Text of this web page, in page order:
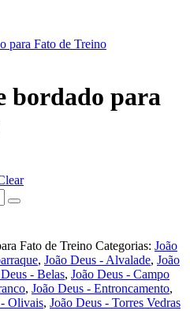
bordado para
Fato de Treino Categorias: João
, João Deus - Alvalade, João
- Belas, João Deus - Campo
, João Deus - Entroncamento,
Olivais, João Deus - Torres Vedras